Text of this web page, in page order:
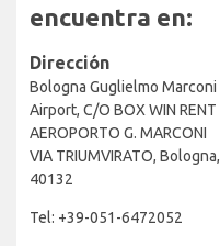
encuentra en:
Dirección
Bologna Guglielmo Marconi
Airport, C/O BOX WIN RENT
AEROPORTO G. MARCONI
VIA TRIUMVIRATO, Bologna,
40132
Tel: +39-051-6472052